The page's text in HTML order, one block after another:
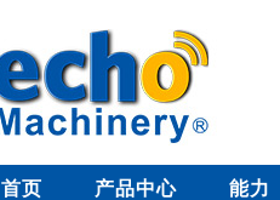
首页 产品中心 能力